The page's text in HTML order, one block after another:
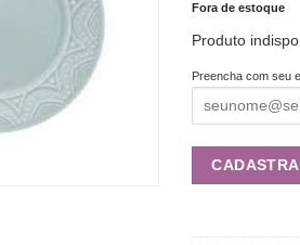
Fora de estoque
Produto
Preencha com seu